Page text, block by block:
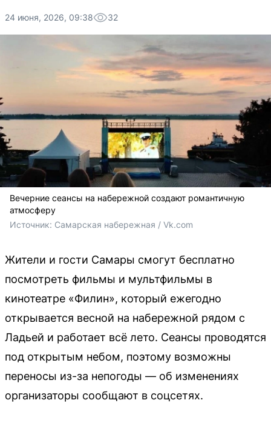
24 июня, 2026, 09:38 32
Вечерние сеансы на набережной создают романтичную
атмосферу
Источник: Самарская набережная / Vk.com
Жители и гости Самары смогут бесплатно
посмотреть фильмы и мультфильмы в
кинотеатре «Филин», который ежегодно
открывается весной на набережной рядом с
Ладьей и работает всё лето. Сеансы проводятся
под открытым небом, поэтому возможны
переносы из-за непогоды — об изменениях
организаторы сообщают в соцсетях.